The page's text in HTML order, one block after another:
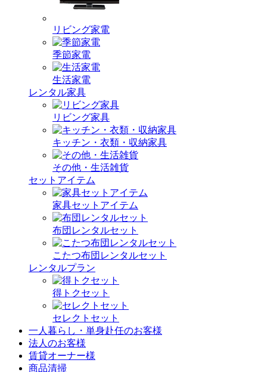
リビング家電
季節家電
生活家電
レンタル家具
リビング家具
キッチン・衣類・収納家具
その他・生活雑貨
セットアイテム
家具セットアイテム
布団レンタルセット
こたつ布団レンタルセット
レンタルプラン
得トクセット
セレクトセット
一人暮らし・単身赴任のお客様
法人のお客様
賃貸オーナー様
商品清掃